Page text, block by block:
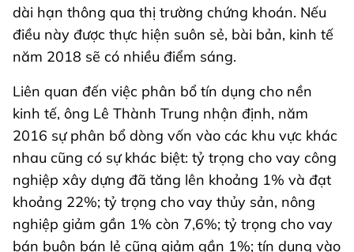
dài hạn thông qua thị trường chứng khoán. Nếu
điều này được thực hiện suôn sẻ, bài bản, kinh tế
năm 2018 sẽ có nhiều điểm sáng.
Liên quan đến việc phân bổ tín dụng cho nền
kinh tế, ông Lê Thành Trung nhận định, năm
2016 sự phân bổ dòng vốn vào các khu vực khác
nhau cũng có sự khác biệt: tỷ trọng cho vay công
nghiệp xây dựng đã tăng lên khoảng 1% và đạt
khoảng 22%; tỷ trọng cho vay thủy sản, nông
nghiệp giảm gần 1% còn 7,6%; tỷ trọng cho vay
bán buôn bán lẻ cũng giảm gần 1%; tín dụng vào